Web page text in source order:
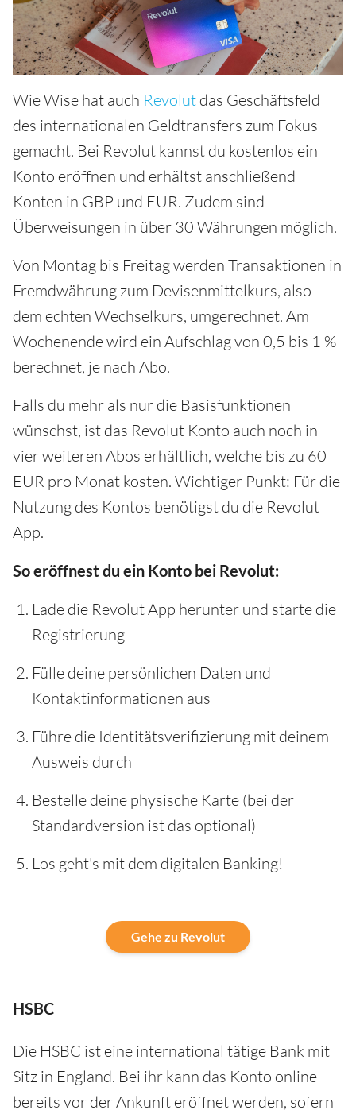
Wie Wise hat auch Revolut das Geschäftsfeld
des internationalen Geldtransfers zum Fokus
gemacht. Bei Revolut kannst du kostenlos ein
Konto eröffnen und erhältst anschließend
Konten in GBP und EUR. Zudem sind
Überweisungen in über 30 Währungen möglich.
Von Montag bis Freitag werden Transaktionen in
Fremdwährung zum Devisenmittelkurs, also
dem echten Wechselkurs, umgerechnet. Am
Wochenende wird ein Aufschlag von 0,5 bis 1 %
berechnet, je nach Abo.
Falls du mehr als nur die Basisfunktionen
wünschst, ist das Revolut Konto auch noch in
vier weiteren Abos erhältlich, welche bis zu 60
EUR pro Monat kosten. Wichtiger Punkt: Für die
Nutzung des Kontos benötigst du die Revolut
App.
So eröffnest du ein Konto bei Revolut:
Lade die Revolut App herunter und starte die
Registrierung
Fülle deine persönlichen Daten und
Kontaktinformationen aus
Führe die Identitätsverifizierung mit deinem
Ausweis durch
Bestelle deine physische Karte (bei der
Standardversion ist das optional)
Los geht's mit dem digitalen Banking!
Gehe zu Revolut
HSBC
Die HSBC ist eine international tätige Bank mit
Sitz in England. Bei ihr kann das Konto online
bereits vor der Ankunft eröffnet werden, sofern